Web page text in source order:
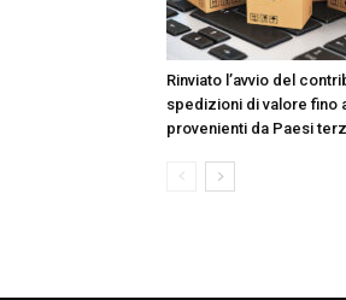
Rinviato l’avvio del
spedizioni di valore fino
provenienti da Paesi